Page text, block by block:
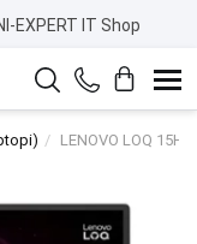
EXPERT IT Shop
LENOVO LOQ